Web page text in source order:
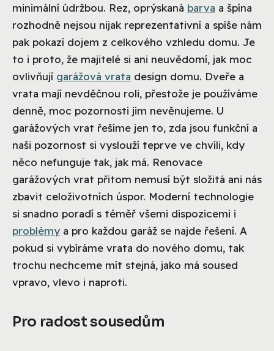
minimální údržbou. Rez, oprýskaná barva a špína
rozhodně nejsou nijak reprezentativní a spíše nám
pak pokazí dojem z celkového vzhledu domu. Je
to i proto, že majitelé si ani neuvědomí, jak moc
ovlivňují garážová vrata design domu. Dveře a
vrata mají nevděčnou roli, přestože je používáme
denně, moc pozornosti jim nevěnujeme. U
garážových vrat řešíme jen to, zda jsou funkční a
naši pozornost si vyslouží teprve ve chvíli, kdy
něco nefunguje tak, jak má. Renovace
garážových vrat přitom nemusí být složitá ani nás
zbavit celoživotních úspor. Moderní technologie
si snadno poradí s téměř všemi dispozicemi i
problémy a pro každou garáž se najde řešení. A
pokud si vybíráme vrata do nového domu, tak
trochu nechceme mít stejná, jako má soused
vpravo, vlevo i naproti.
Pro radost sousedům